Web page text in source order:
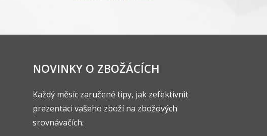
NOVINKY O ZBOŽÁCÍCH
Každý měsíc zaručené tipy, jak zefektivnit
prezentaci vašeho zboží na zbožových
srovnávačích.